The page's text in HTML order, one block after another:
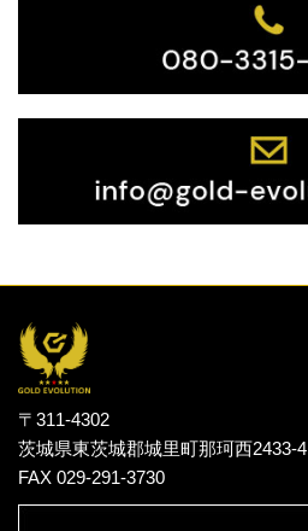
〒311-4302
茨城県東茨城郡城里町那珂西2433-4
FAX 029-291-3730